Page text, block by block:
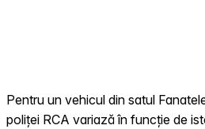
Pentru un vehicul din satul
poliței RCA variază în funcție de